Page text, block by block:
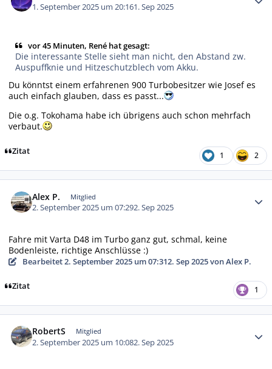
1. September 2025 um 20:161. Sep 2025
vor 45 Minuten, René hat gesagt:
Die interessante Stelle sieht man nicht, den Abstand zw.
Auspuffknie und Hitzeschutzblech vom Akku.
Du könntst einem erfahrenen 900 Turbobesitzer wie Josef es
auch einfach glauben, dass es passt...
Die o.g. Tokohama habe ich übrigens auch schon mehrfach
verbaut.
Zitat 1 2
Alex P. Mitglied
2. September 2025 um 07:292. Sep 2025
Fahre mit Varta D48 im Turbo ganz gut, schmal, keine
Bodenleiste, richtige Anschlüsse :)
Bearbeitet2. September 2025 um 07:312. Sep 2025von Alex P.
Zitat 1
RobertS Mitglied
2. September 2025 um 10:082. Sep 2025